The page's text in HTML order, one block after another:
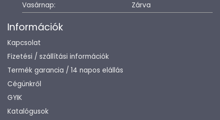
Vasárnap:
Zárva
Információk
Kapcsolat
Fizetési / szállítási információk
Termék garancia / 14 napos elállás
Cégünkről
GYIK
Katalógusok